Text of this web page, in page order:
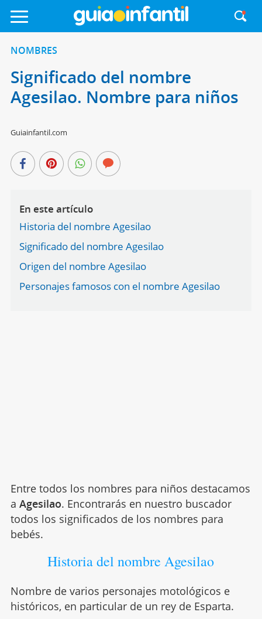
NOMBRES
Significado del nombre
Agesilao. Nombre para niños
Guiainfantil.com
En este artículo
Historia del nombre Agesilao
Significado del nombre Agesilao
Origen del nombre Agesilao
Personajes famosos con el nombre Agesilao
Entre todos los nombres para niños destacamos
a Agesilao. Encontrarás en nuestro buscador
todos los significados de los nombres para
bebés.
Historia del nombre Agesilao
Nombre de varios personajes motológicos e
históricos, en particular de un rey de Esparta.